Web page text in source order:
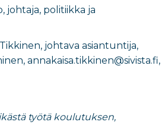
, johtaja, politiikka ja
, johtava asiantuntija,
​, annakaisa.tikkinen@sivista.fi,
työtä koulutuksen,